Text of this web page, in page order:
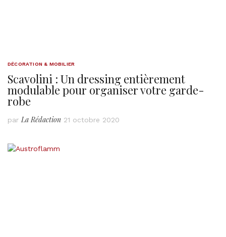
DÉCORATION & MOBILIER
Scavolini : Un dressing entièrement
modulable pour organiser votre garde-
robe
par La Rédaction 21 octobre 2020